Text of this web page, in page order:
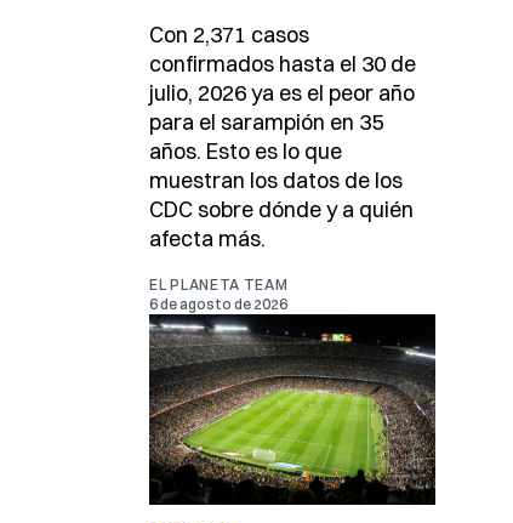
Con 2,371 casos
confirmados hasta el 30 de
julio, 2026 ya es el peor año
para el sarampión en 35
años. Esto es lo que
muestran los datos de los
CDC sobre dónde y a quién
afecta más.
EL PLANETA TEAM
6 de agosto de 2026